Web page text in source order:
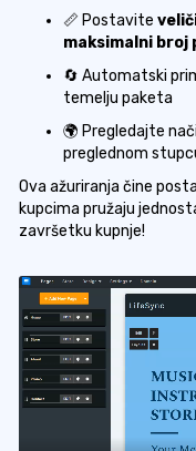
📏 Postavite
maksimalni broj
🔄 Automatski
temelju paketa
🌍 Pregledajte
preglednom
Ova ažuriranja čine
kupcima pružaju
završetku kupnje!